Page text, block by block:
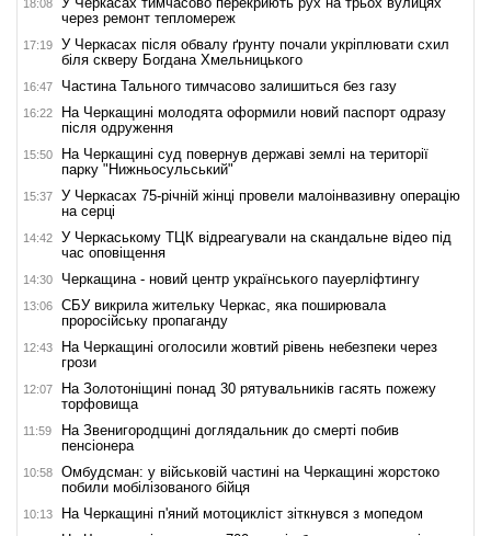
18:08
через ремонт тепломереж
17:19
У Черкасах після обвалу ґрунту почали укріплювати схил
біля скверу Богдана Хмельницького
16:47 Частина Тального тимчасово залишиться без газу
16:22
На Черкащині молодята оформили новий паспорт одразу
після одруження
15:50
На Черкащині суд повернув державі землі на території
парку "Нижньосульський"
15:37
У Черкасах 75-річній жінці провели малоінвазивну операцію
на серці
14:42
У Черкаському ТЦК відреагували на скандальне відео під
час оповіщення
14:30 Черкащина - новий центр українського пауерліфтингу
13:06
СБУ викрила жительку Черкас, яка поширювала
проросійську пропаганду
12:43
На Черкащині оголосили жовтий рівень небезпеки через
грози
12:07
На Золотоніщині понад 30 рятувальників гасять пожежу
торфовища
11:59
На Звенигородщині доглядальник до смерті побив
пенсіонера
10:58
Омбудсман: у військовій частині на Черкащині жорстоко
побили мобілізованого бійця
10:13 На Черкащині п'яний мотоцикліст зіткнувся з мопедом